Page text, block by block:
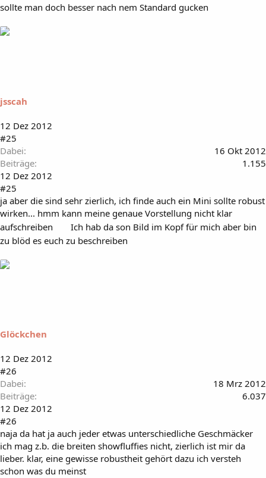
sollte man doch besser nach nem Standard gucken
jsscah
12 Dez 2012
#25
Dabei
16 Okt 2012
Beiträge
1.155
12 Dez 2012
#25
ja aber die sind sehr zierlich, ich finde auch ein Mini sollte robust
wirken... hmm kann meine genaue Vorstellung nicht klar
aufschreiben
Ich hab da son Bild im Kopf für mich aber bin
zu blöd es euch zu beschreiben
Glöckchen
12 Dez 2012
#26
Dabei
18 Mrz 2012
Beiträge
6.037
12 Dez 2012
#26
naja da hat ja auch jeder etwas unterschiedliche Geschmäcker
ich mag z.b. die breiten showfluffies nicht, zierlich ist mir da
lieber. klar, eine gewisse robustheit gehört dazu ich versteh
schon was du meinst